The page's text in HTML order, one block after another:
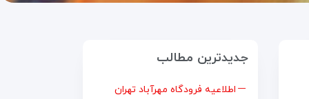
جدیدترین مطالب
اطلاعیه فرودگاه مهرآباد تهران